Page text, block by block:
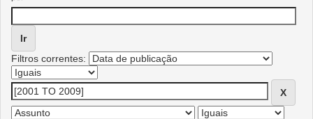
Filtros correntes: